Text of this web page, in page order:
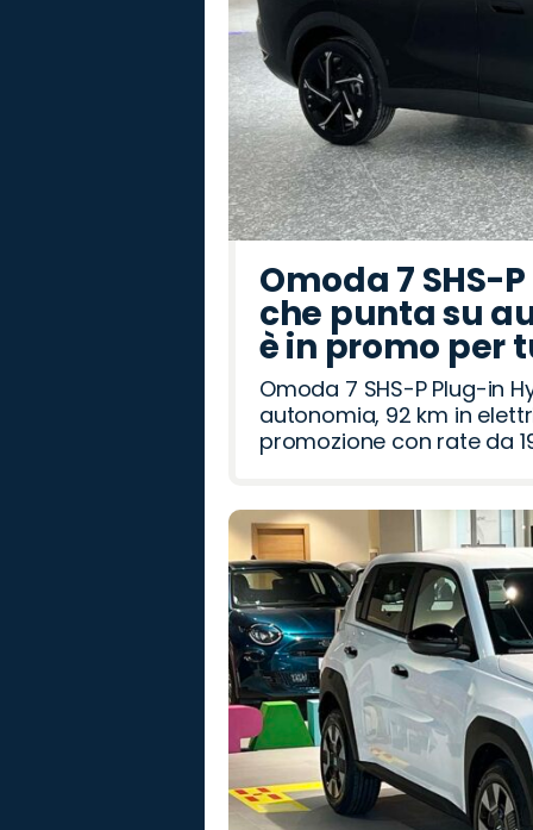
Omoda 7 SHS-
che punta su
è in promo per
Omoda 7 SHS-P Plug-in
autonomia, 92 km in
promozione con rate da